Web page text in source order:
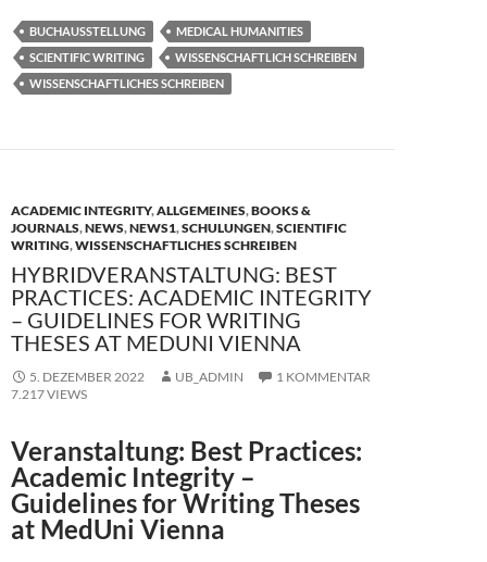
e
b
o
k
to
d
o
ail le
n
BUCHAUSSTELLUNG
MEDICAL HUMANITIES
SCIENTIFIC WRITING
WISSENSCHAFTLICH SCHREIBEN
WISSENSCHAFTLICHES SCHREIBEN
ACADEMIC INTEGRITY,ALLGEMEINES,BOOKS &
JOURNALS,NEWS,NEWS1,SCHULUNGEN,SCIENTIFIC
WRITING,WISSENSCHAFTLICHES SCHREIBEN
HYBRIDVERANSTALTUNG: BEST
PRACTICES: ACADEMIC INTEGRITY
– GUIDELINES FOR WRITING
THESES AT MEDUNI VIENNA
5. DEZEMBER 2022 UB_ADMIN
1 KOMMENTAR
7.217 VIEWS
Veranstaltung: Best Practices:
Academic Integrity –
Guidelines for Writing Theses
at MedUni Vienna